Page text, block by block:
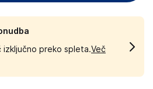
izključno preko spleta.Več